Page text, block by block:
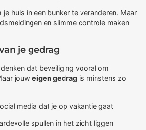
je huis in een bunker te veranderen. Maar
en slimme controle maken
je gedrag
dat beveiliging vooral om
jouw eigen gedrag is minstens zo
media dat je op vakantie gaat
spullen in het zicht liggen